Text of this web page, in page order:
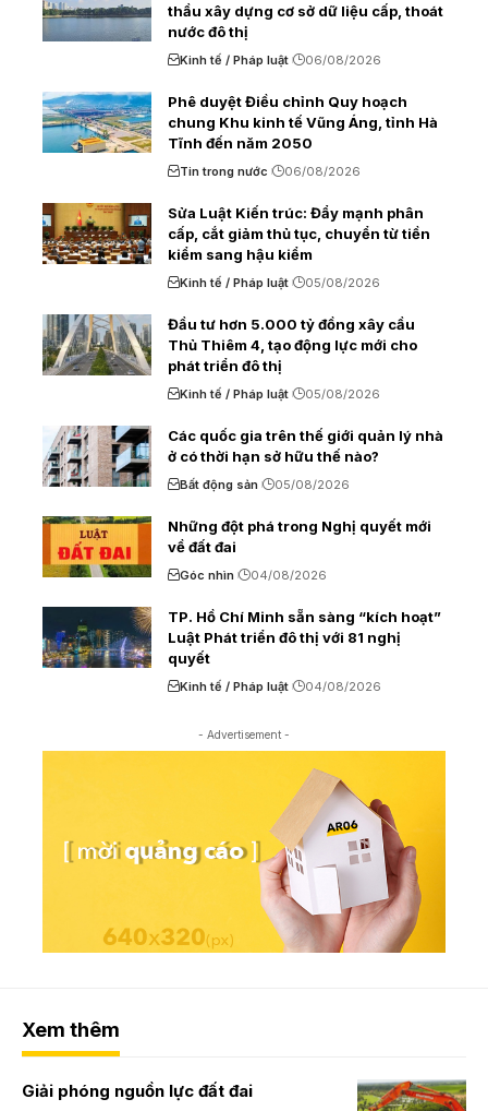
thầu xây dựng cơ sở dữ liệu cấp, thoát
nước đô thị
Kinh tế / Pháp luật 06/08/2026
Phê duyệt Điều chỉnh Quy hoạch
chung Khu kinh tế Vũng Áng, tỉnh Hà
Tĩnh đến năm 2050
Tin trong nước 06/08/2026
Sửa Luật Kiến trúc: Đẩy mạnh phân
cấp, cắt giảm thủ tục, chuyển từ tiền
kiểm sang hậu kiểm
Kinh tế / Pháp luật 05/08/2026
Đầu tư hơn 5.000 tỷ đồng xây cầu
Thủ Thiêm 4, tạo động lực mới cho
phát triển đô thị
Kinh tế / Pháp luật 05/08/2026
Các quốc gia trên thế giới quản lý nhà
ở có thời hạn sở hữu thế nào?
Bất động sản 05/08/2026
Những đột phá trong Nghị quyết mới
về đất đai
Góc nhìn 04/08/2026
TP. Hồ Chí Minh sẵn sàng “kích hoạt”
Luật Phát triển đô thị với 81 nghị
quyết
Kinh tế / Pháp luật 04/08/2026
- Advertisement -
Xem thêm
Giải phóng nguồn lực đất đai